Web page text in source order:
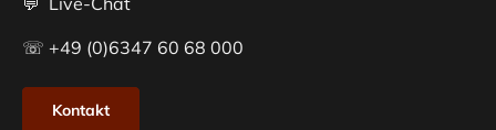
☏ +49 (0)6347 60 68 000
Kontakt